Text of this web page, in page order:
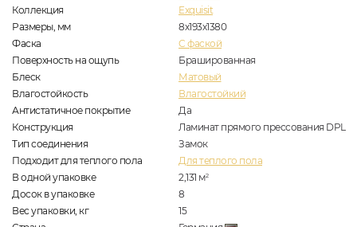
Коллекция
Exquisit
Размеры, мм
8х193х1380
Фаска
C фаской
Поверхность на ощупь
Брашированная
Блеск
Матовый
Влагостойкость
Влагостойкий
Антистатичное покрытие
Да
Конструкция
Ламинат прямого прессования DPL
Тип соединения
Замок
Подходит для теплого пола
Для теплого пола
В одной упаковке
2,131 м2
Досок в упаковке
8
Вес упаковки, кг
15